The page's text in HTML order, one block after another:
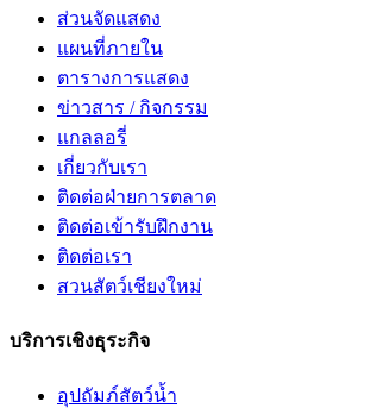
ส่วนจัดแสดง
แผนที่ภายใน
ตารางการแสดง
ข่าวสาร / กิจกรรม
แกลลอรี่
เกี่ยวกับเรา
ติดต่อฝ่ายการตลาด
ติดต่อเข้ารับฝึกงาน
ติดต่อเรา
สวนสัตว์เชียงใหม่
บริการเชิงธุระกิจ
อุปถัมภ์สัตว์น้ำ